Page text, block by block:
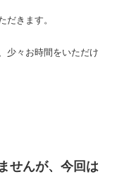
だきます。
少々お時間をいただけ
せんが、今回は